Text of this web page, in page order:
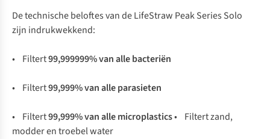
De technische beloftes van de LifeStraw Peak Series Solo
zijn indrukwekkend:
• Filtert99,999999% van alle bacteriën
• Filtert99,999% van alle parasieten
• Filtert99,999% van alle microplastics• Filtert zand,
modder en troebel water